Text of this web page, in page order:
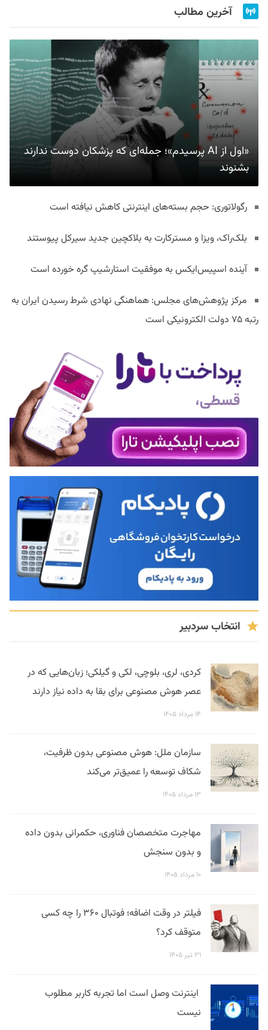
آخرین مطالب
«اول از AI پرسیدم»؛ جمله‌ای که پزشکان دوست ندارند
بشنوند
رگولاتوری: حجم بسته‌های اینترنتی کاهش نیافته است
بلک‌راک، ویزا و مسترکارت به بلاکچین جدید سیرکل پیوستند
آینده اسپیس‌ایکس به موفقیت استارشیپ گره خورده است
مرکز پژوهش‌های مجلس: هماهنگی نهادی شرط رسیدن ایران به
رتبه ۷۵ دولت الکترونیکی است
انتخاب سردبیر
کردی، لری، بلوچی، لکی و گیلکی؛ زبان‌هایی که در
عصر هوش مصنوعی برای بقا به داده نیاز دارند
۱۴ مرداد ۱۴۰۵
سازمان ملل: هوش مصنوعی بدون ظرفیت،
شکاف توسعه را عمیق‌تر می‌کند
۱۳ مرداد ۱۴۰۵
مهاجرت متخصصان فناوری، حکمرانی بدون داده
و بدون سنجش
۱۰ مرداد ۱۴۰۵
فیلتر در وقت اضافه؛ فوتبال ۳۶۰ را چه کسی
متوقف کرد؟
۳۱ تیر ۱۴۰۵
اینترنت وصل است اما تجربه کاربر مطلوب
نیست